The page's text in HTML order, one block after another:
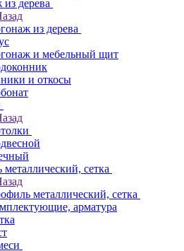
дерева
из дерева
и мебельный щит
и откосы
сетка
металлический, сетка
арматура